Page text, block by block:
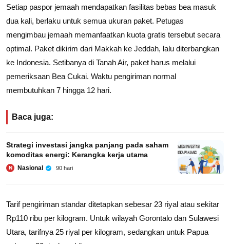
Setiap paspor jemaah mendapatkan fasilitas bebas bea masuk
dua kali, berlaku untuk semua ukuran paket. Petugas
mengimbau jemaah memanfaatkan kuota gratis tersebut secara
optimal. Paket dikirim dari Makkah ke Jeddah, lalu diterbangkan
ke Indonesia. Setibanya di Tanah Air, paket harus melalui
pemeriksaan Bea Cukai. Waktu pengiriman normal
membutuhkan 7 hingga 12 hari.
Baca juga:
Strategi investasi jangka panjang pada saham
komoditas energi: Kerangka kerja utama
N Nasional 90 hari
Tarif pengiriman standar ditetapkan sebesar 23 riyal atau sekitar
Rp110 ribu per kilogram. Untuk wilayah Gorontalo dan Sulawesi
Utara, tarifnya 25 riyal per kilogram, sedangkan untuk Papua